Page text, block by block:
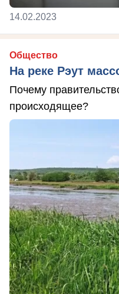
14.02.2023
Общество
На реке Рэут
Почему
происходящее?